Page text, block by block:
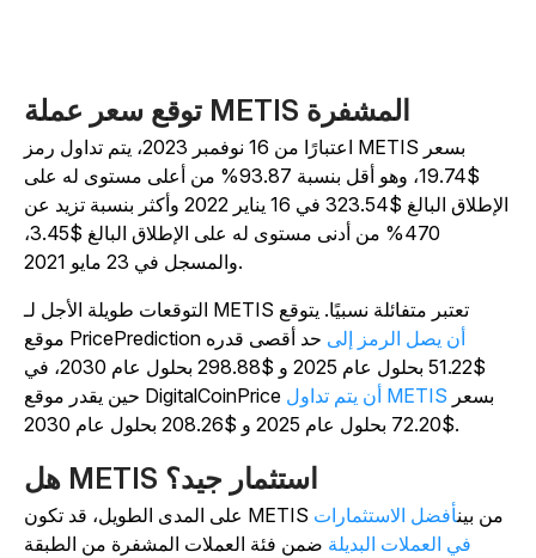
توقع سعر عملة METIS المشفرة
اعتبارًا من 16 نوفمبر 2023، يتم تداول رمز METIS بسعر
$19.74، وهو أقل بنسبة 93.87% من أعلى مستوى له على
الإطلاق البالغ $323.54 في 16 يناير 2022 وأكثر بنسبة تزيد عن
470% من أدنى مستوى له على الإطلاق البالغ $3.45،
التوقعات طويلة الأجل لـ METIS تعتبر متفائلة نسبيًا. يتوقع
موقع PricePrediction
أن يصل الرمز إلى حد أقصى قدره
$51.22 بحلول عام 2025 و $298.88 بحلول عام 2030، في
حين يقدر موقع DigitalCoinPrice
أن يتم تداول METISبسعر
هل METIS استثمار جيد؟
على المدى الطويل، قد تكون METIS من بينأفضل الاستثمارات
في العملات البديلةضمن فئة العملات المشفرة من الطبقة